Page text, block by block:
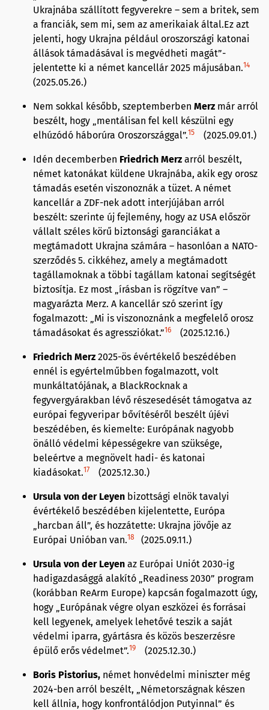
Ukrajnába szállított fegyverekre – sem a britek, sem
a franciák, sem mi, sem az amerikaiak által.Ez azt
jelenti, hogy Ukrajna például oroszországi katonai
állások támadásával is megvédheti magát”-
jelentette ki a német kancellár 2025 májusában.14
(2025.05.26.)
Nem sokkal később, szeptemberben Merz már arról
beszélt, hogy „mentálisan fel kell készülni egy
elhúzódó háborúra Oroszországgal”.15 (2025.09.01.)
Idén decemberben Friedrich Merz arról beszélt,
német katonákat küldene Ukrajnába, akik egy orosz
támadás esetén viszonoznák a tüzet. A német
kancellár a ZDF-nek adott interjújában arról
beszélt: szerinte új fejlemény, hogy az USA először
vállalt széles körű biztonsági garanciákat a
megtámadott Ukrajna számára – hasonlóan a NATO-
szerződés 5. cikkéhez, amely a megtámadott
tagállamoknak a többi tagállam katonai segítségét
biztosítja. Ez most „írásban is rögzítve van” –
magyarázta Merz. A kancellár szó szerint így
fogalmazott: „Mi is viszonoznánk a megfelelő orosz
támadásokat és agressziókat.”16 (2025.12.16.)
Friedrich Merz 2025-ös évértékelő beszédében
ennél is egyértelműbben fogalmazott, volt
munkáltatójának, a BlackRocknak a
fegyvergyárakban lévő részesedését támogatva az
európai fegyveripar bővítéséről beszélt újévi
beszédében, és kiemelte: Európának nagyobb
önálló védelmi képességekre van szüksége,
beleértve a megnövelt hadi- és katonai
kiadásokat.17 (2025.12.30.)
Ursula von der Leyen bizottsági elnök tavalyi
évértékelő beszédében kijelentette, Európa
„harcban áll”, és hozzátette: Ukrajna jövője az
Európai Unióban van.18 (2025.09.11.)
Ursula von der Leyen az Európai Uniót 2030-ig
hadigazdasággá alakító „Readiness 2030” program
(korábban ReArm Europe) kapcsán fogalmazott úgy,
hogy „Európának végre olyan eszközei és forrásai
kell legyenek, amelyek lehetővé teszik a saját
védelmi iparra, gyártásra és közös beszerzésre
épülő erős védelmet”.19 (2025.12.30.)
Boris Pistorius, német honvédelmi miniszter még
2024-ben arról beszélt, „Németországnak készen
kell állnia, hogy konfrontálódjon Putyinnal” és